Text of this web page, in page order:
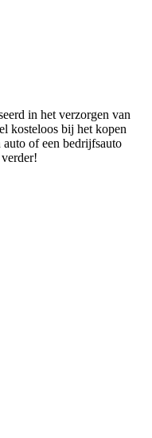
in het verzorgen van
kosteloos bij het kopen
of een bedrijfsauto